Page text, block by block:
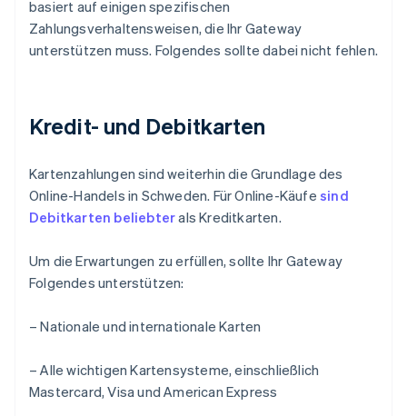
basiert auf einigen spezifischen
Zahlungsverhaltensweisen, die Ihr Gateway
unterstützen muss. Folgendes sollte dabei nicht fehlen.
Kredit- und Debitkarten
Kartenzahlungen sind weiterhin die Grundlage des
Online-Handels in Schweden. Für Online-Käufesind
Debitkarten beliebterals Kreditkarten.
Um die Erwartungen zu erfüllen, sollte Ihr Gateway
Folgendes unterstützen:
– Nationale und internationale Karten
– Alle wichtigen Kartensysteme, einschließlich
Mastercard, Visa und American Express